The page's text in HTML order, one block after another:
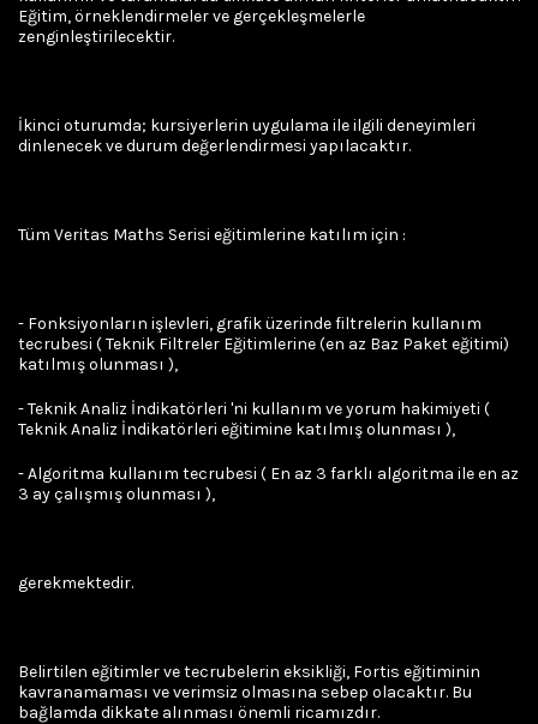
Eğitim, örneklendirmeler ve gerçekleşmelerle
zenginleştirilecektir.
İkinci oturumda; kursiyerlerin uygulama ile ilgili deneyimleri
dinlenecek ve durum değerlendirmesi yapılacaktır.
Tüm Veritas Maths Serisi eğitimlerine katılım için :
- Fonksiyonların işlevleri, grafik üzerinde filtrelerin kullanım
tecrubesi ( Teknik Filtreler Eğitimlerine (en az Baz Paket eğitimi)
katılmış olunması ),
- Teknik Analiz İndikatörleri 'ni kullanım ve yorum hakimiyeti (
Teknik Analiz İndikatörleri eğitimine katılmış olunması ),
- Algoritma kullanım tecrubesi ( En az 3 farklı algoritma ile en az
3 ay çalışmış olunması ),
gerekmektedir.
Belirtilen eğitimler ve tecrubelerin eksikliği, Fortis eğitiminin
kavranamaması ve verimsiz olmasına sebep olacaktır. Bu
bağlamda dikkate alınması önemli ricamızdır.